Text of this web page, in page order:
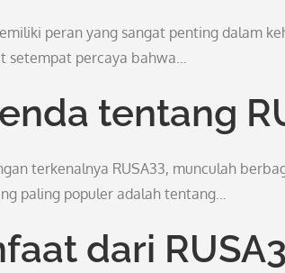
peran yang sangat penting dalam
setempat percaya bahwa…
tentang
terkenalnya RUSA33, munculah
paling populer adalah tentang…
dari